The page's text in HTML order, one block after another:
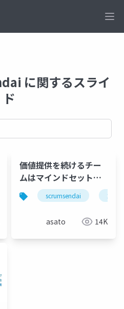
に関するスライ
ド
価値提供を続けるチー
ムはマインドセットに
支えられていた
scrumsendai 2023
asato 14K